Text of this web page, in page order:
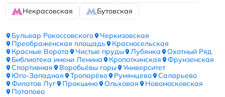
Некрасовская
Бутовская
Бульвар Рокоссовского
Черкизовская
Преображенская площадь
Красносельская
Красные Ворота
Чистые пруды Лубянка
Охотный Ряд
Библиотека имени Ленина
Кропоткинская
Фрунзенская
Спортивная
Воробьёвы горы
Университет
Юго-Западная
Тропарёво Румянцево
Саларьево
Филатов Луг
Прокшино Ольховая
Новомосковская
Потапово